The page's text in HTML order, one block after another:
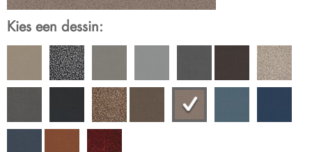
Kies een dessin: